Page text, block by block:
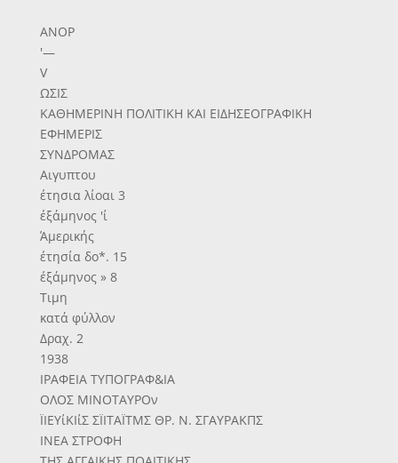
ΑΝΟΡ
'—
V
ΩΣΙΣ
ΚΑΘΗΜΕΡΙΝΗ ΠΟΛΙΤΙΚΗ ΚΑΙ ΕΙΔΗΣΕΟΓΡΑΦΙΚΗ
ΕΦΗΜΕΡΙΣ
ΣΥΝΔΡΟΜΑΣ
Αιγυπτου
έτησια λίοαι 3
έξάμηνος 'ί
Άμερικής
έτησία δο*. 15
έξάμηνος » 8
Τιμη
κατά φύλλον
Δραχ. 2
1938
ΙΡΑΦΕΙΑ ΤΥΠΟΓΡΑΦ&ΙΑ
ΟΛΟΣ ΜΙΝΟΤΑΥΡΟν
ΪΙΕΥίΚΙίΣ ΣΪΙΤΑΪΤΜΣ ΘΡ. Ν. ΣΓΑΥΡΑΚΠΣ
ΙΝΕΑ ΣΤΡΟΦΗ